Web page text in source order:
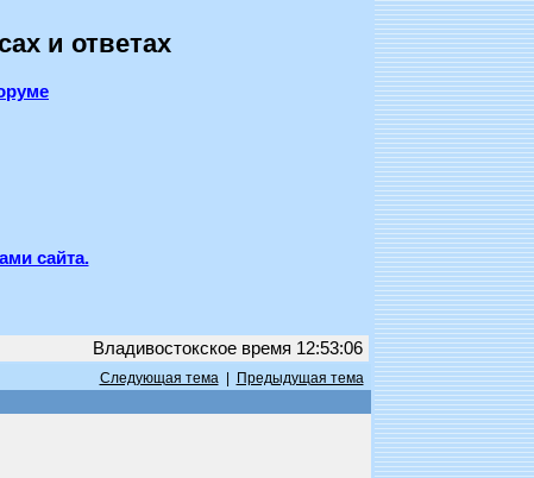
и ответах
сайта.
Владивостокское время 12:53:06
Следующая тема|
Предыдущая тема